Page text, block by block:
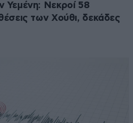
Υεμένη: Νεκροί 58
των Χούθι, δεκάδες